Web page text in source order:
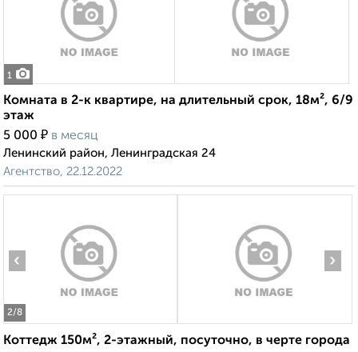
1
Комната в 2-к квартире, на длительный срок, 18м², 6/9
этаж
5 000 ₽ в месяц
Ленинский район, Ленинградская 24
Агентство, 22.12.2022
2/8
‹ ›
Коттедж 150м², 2-этажный, посуточно, в черте города